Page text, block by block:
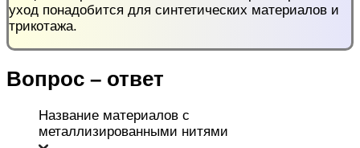
уход понадобится для синтетических материалов и
трикотажа.
Вопрос – ответ
Название материалов с
металлизированными нитями